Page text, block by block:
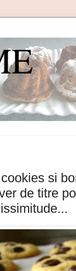
si
de titre